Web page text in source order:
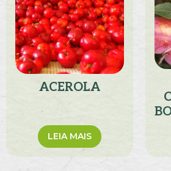
ACEROLA
LEIA MAIS